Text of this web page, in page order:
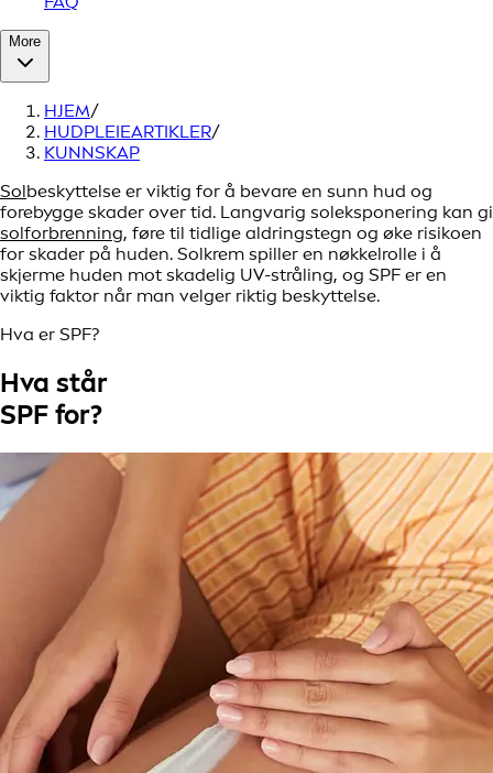
More
HJEM/
HUDPLEIEARTIKLER/
KUNNSKAP
Solbeskyttelse er viktig for å bevare en sunn hud og
forebygge skader over tid. Langvarig soleksponering kan gi
solforbrenning, føre til tidlige aldringstegn og øke risikoen
for skader på huden. Solkrem spiller en nøkkelrolle i å
skjerme huden mot skadelig UV-stråling, og SPF er en
viktig faktor når man velger riktig beskyttelse.
Hva er SPF?
Hva står
SPF for?